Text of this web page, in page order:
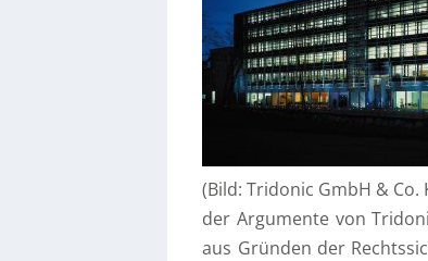
(Bild: Tridonic GmbH & Co.
der Argumente von
aus Gründen der